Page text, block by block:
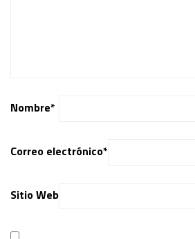
Nombre*
Correo electrónico*
Sitio Web